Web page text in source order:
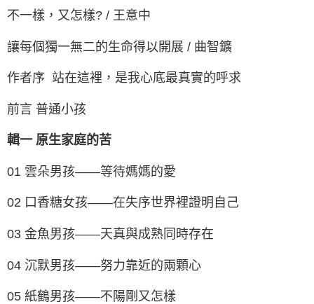
不一樣，又怎樣? / 王意中
讓每個獨一無二的生命得以開展 / 曲智鑛
作者序 站在這裡，是我心底最真實的呼求
前言 普通小孩
輯一 原生家庭的苦
01 雲朵男孩——等待媽媽的愛
02 口香糖女孩——在失序世界裡證明自己
03 金魚男孩——天真與成熟同時存在
04 沉默男孩——努力靠近的兩顆心
05 紙鶴男孩——不陽剛又怎樣